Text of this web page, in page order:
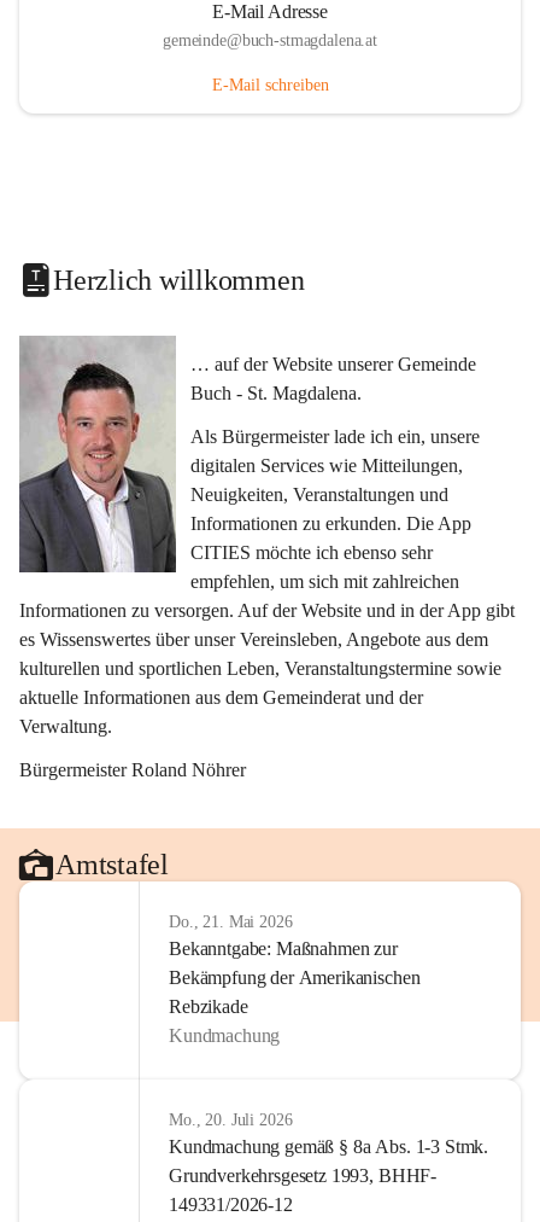
E-Mail Adresse
gemeinde@buch-stmagdalena.at
E-Mail schreiben
Herzlich willkommen
… auf der Website unserer Gemeinde
Buch - St. Magdalena.
Als Bürgermeister lade ich ein, unsere
digitalen Services wie Mitteilungen,
Neuigkeiten, Veranstaltungen und
Informationen zu erkunden. Die App
CITIES möchte ich ebenso sehr
empfehlen, um sich mit zahlreichen
Informationen zu versorgen. Auf der Website und in der App gibt
es Wissenswertes über unser Vereinsleben, Angebote aus dem
kulturellen und sportlichen Leben, Veranstaltungstermine sowie
aktuelle Informationen aus dem Gemeinderat und der
Verwaltung.
Bürgermeister Roland Nöhrer
Amtstafel
Do., 21. Mai 2026
Bekanntgabe: Maßnahmen zur
Bekämpfung der Amerikanischen
Rebzikade
Kundmachung
Mo., 20. Juli 2026
Kundmachung gemäß § 8a Abs. 1-3 Stmk.
Grundverkehrsgesetz 1993, BHHF-
149331/2026-12